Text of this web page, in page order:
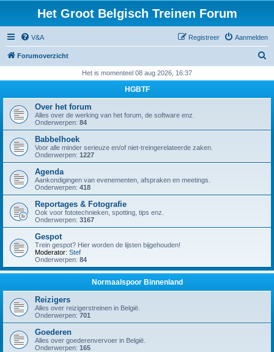
Het Groot Belgisch Treinen Forum
V&A Aanmelden
Registreer
Forumoverzicht
k
Het is momenteel 08 aug 2026, 16:37
HGBTF
Over het forum
Alles over de werking van het forum, de software enz.
Onderwerpen: 84
Babbelhoek
Voor alle minder serieuze en/of niet-treingerelateerde zaken.
Onderwerpen: 1227
Agenda
Aankondigingen van evenementen, afspraken en meetings.
Onderwerpen: 418
Reportages & Fotografie
Ook voor fototechnieken, spotting, tips enz.
Onderwerpen: 3167
Gespot
Trein gespot? Hier worden de lijsten bijgehouden!
Moderator: Stef
Onderwerpen: 84
Normaalspoor Binnenland
Reizigers
Alles over reizigerstreinen in België.
Onderwerpen: 701
Goederen
Alles over goederenvervoer in België.
Onderwerpen: 165